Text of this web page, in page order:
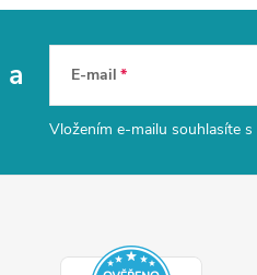
a
E-mail
Vložením e-mailu souhlasíte s